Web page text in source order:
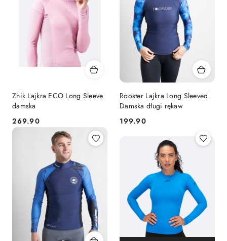
Zhik Lajkra ECO Long Sleeve
damska
Cena:
269.90
Rooster Lajkra Long Sleeved
Damska długi rękaw
Cena:
199.90